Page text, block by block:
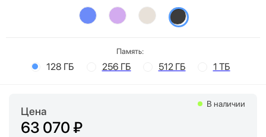
Память:
128 ГБ 256 ГБ 512 ГБ 1 ТБ
Цена
63 070 ₽
В наличии